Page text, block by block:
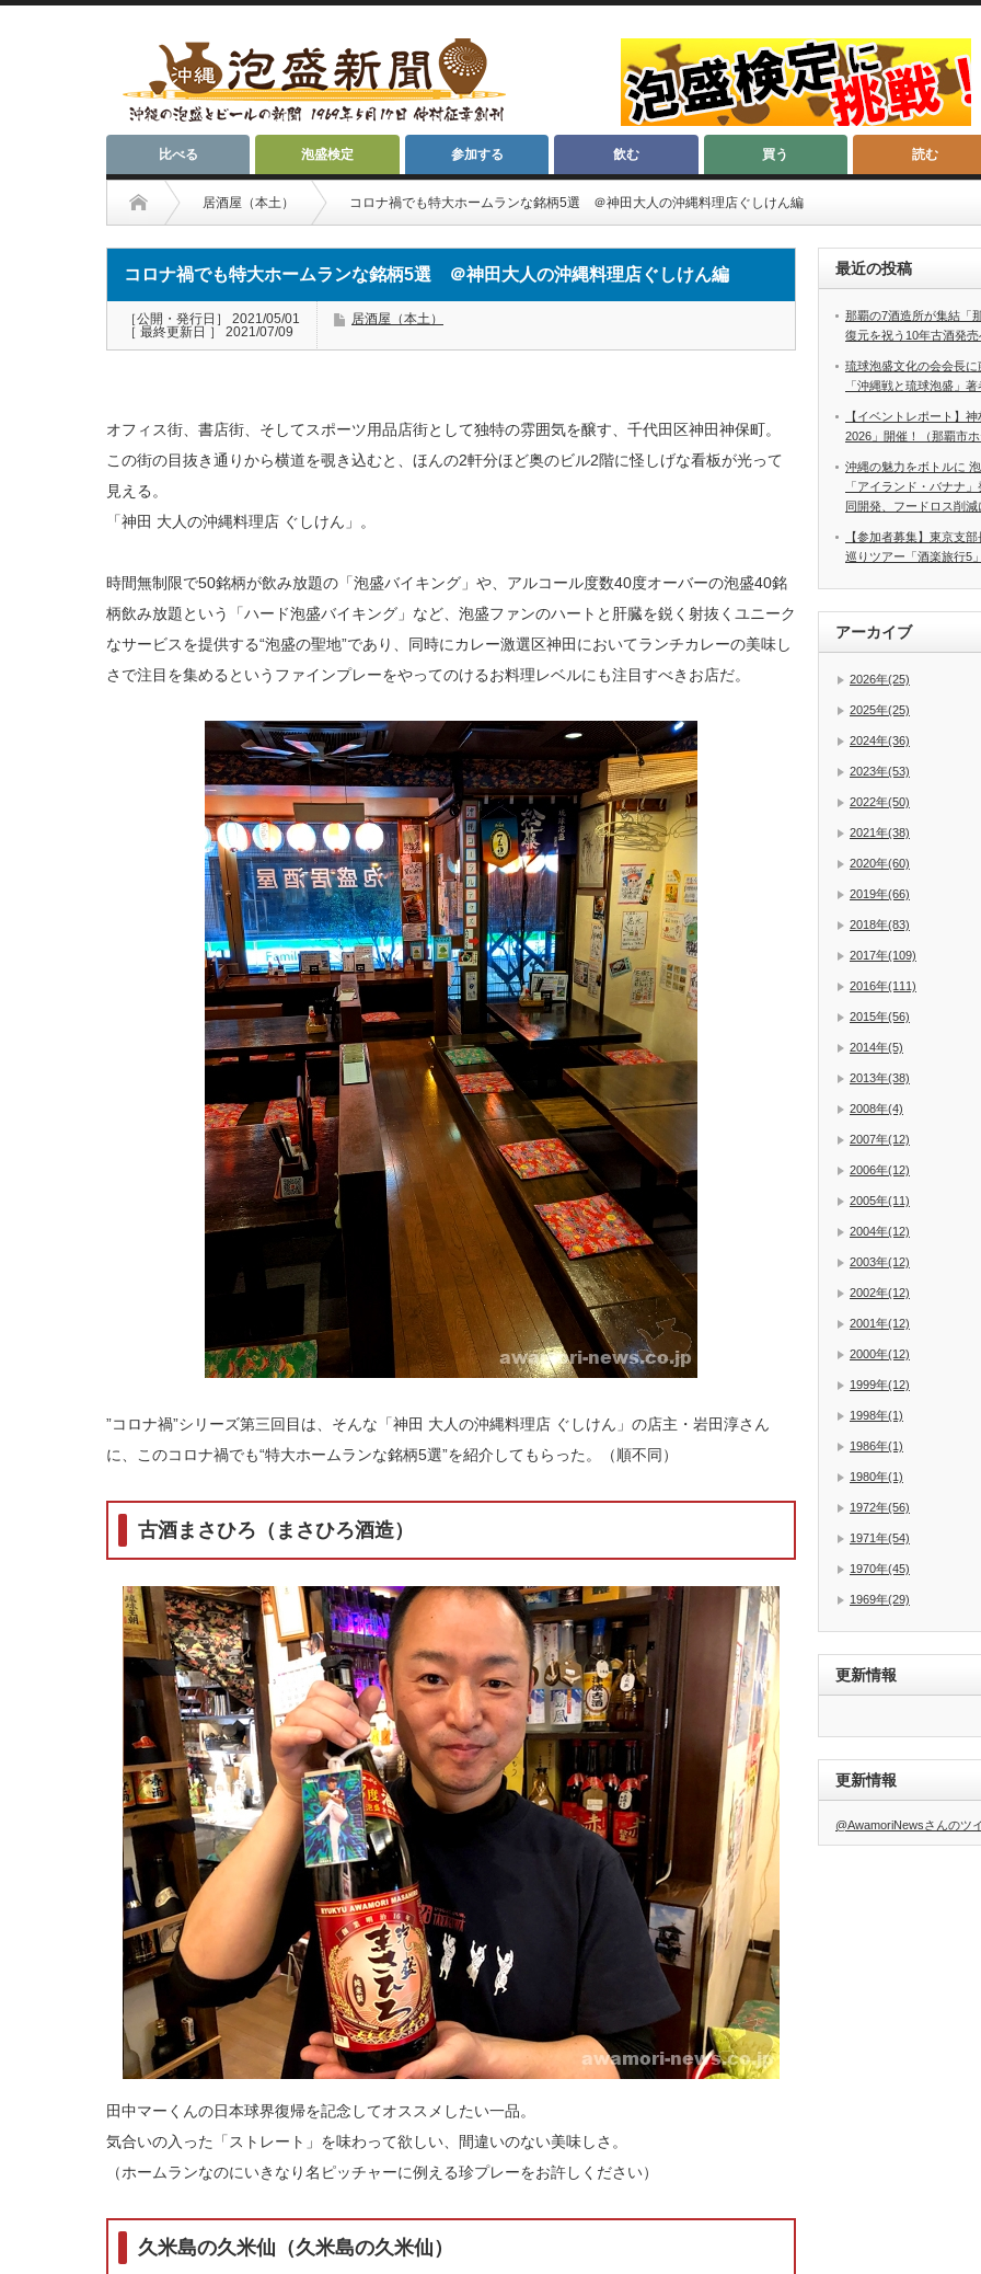
比べる 泡盛検定 参加する 飲む 買う 読む
居酒屋（本土） コロナ禍でも特大ホームランな銘柄5選 ＠神田大人の沖縄料理店ぐしけん編
コロナ禍でも特大ホームランな銘柄5選 ＠神田大人の沖縄料理店ぐしけん編
［公開・発行日］ 2021/05/01
［ 最終更新日 ］ 2021/07/09
居酒屋（本土）
オフィス街、書店街、そしてスポーツ用品店街として独特の雰囲気を醸す、千代田区神田神保町。
この街の目抜き通りから横道を覗き込むと、ほんの2軒分ほど奥のビル2階に怪しげな看板が光って
見える。
「神田 大人の沖縄料理店 ぐしけん」。
時間無制限で50銘柄が飲み放題の「泡盛バイキング」や、アルコール度数40度オーバーの泡盛40銘
柄飲み放題という「ハード泡盛バイキング」など、泡盛ファンのハートと肝臓を鋭く射抜くユニーク
なサービスを提供する“泡盛の聖地”であり、同時にカレー激選区神田においてランチカレーの美味し
さで注目を集めるというファインプレーをやってのけるお料理レベルにも注目すべきお店だ。
”コロナ禍”シリーズ第三回目は、そんな「神田 大人の沖縄料理店 ぐしけん」の店主・岩田淳さん
に、このコロナ禍でも“特大ホームランな銘柄5選”を紹介してもらった。（順不同）
古酒まさひろ（まさひろ酒造）
田中マーくんの日本球界復帰を記念してオススメしたい一品。
気合いの入った「ストレート」を味わって欲しい、間違いのない美味しさ。
（ホームランなのにいきなり名ピッチャーに例える珍プレーをお許しください）
久米島の久米仙（久米島の久米仙）
最近の投稿
那覇の7酒造所が集結「
復元を祝う10年古酒発売
琉球泡盛文化の会会長
「沖縄戦と琉球泡盛」
【イベントレポート】
2026」開催！（那覇市
沖縄の魅力をボトルに
「アイランド・バナナ
同開発、フードロス削減
【参加者募集】東京支
巡りツアー「酒楽旅行5
アーカイブ
2026年(25)
2025年(25)
2024年(36)
2023年(53)
2022年(50)
2021年(38)
2020年(60)
2019年(66)
2018年(83)
2017年(109)
2016年(111)
2015年(56)
2014年(5)
2013年(38)
2008年(4)
2007年(12)
2006年(12)
2005年(11)
2004年(12)
2003年(12)
2002年(12)
2001年(12)
2000年(12)
1999年(12)
1998年(1)
1986年(1)
1980年(1)
1972年(56)
1971年(54)
1970年(45)
1969年(29)
更新情報
更新情報
@AwamoriNewsさんのツ